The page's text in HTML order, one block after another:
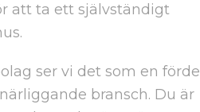
att ta ett självständigt
ser vi det som en fördel
bransch. Du är